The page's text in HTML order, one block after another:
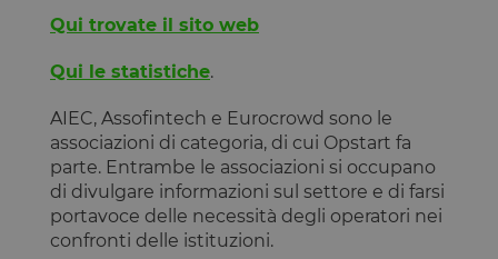
Qui trovate il sito web
Qui le statistiche.
AIEC, Assofintech e Eurocrowd sono le
associazioni di categoria, di cui Opstart fa
parte. Entrambe le associazioni si occupano
di divulgare informazioni sul settore e di farsi
portavoce delle necessità degli operatori nei
confronti delle istituzioni.
rendere le
pagine più
veloci.
qualsiasi
pubblicità
che l'utente
finale
potrebbe
aver visto
prima di
visitare il